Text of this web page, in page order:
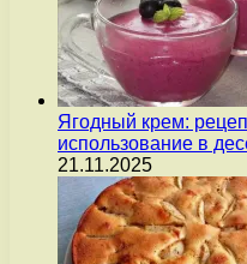
Ягодный крем:
использование в
21.11.2025